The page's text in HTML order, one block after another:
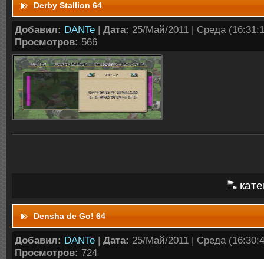
Derby Stallion 64
Добавил: DANTe | Дата: 25/Май/2011 | Среда
Просмотров: 566
Densha de Go! 64
Добавил: DANTe | Дата: 25/Май/2011 | Среда
Просмотров: 724